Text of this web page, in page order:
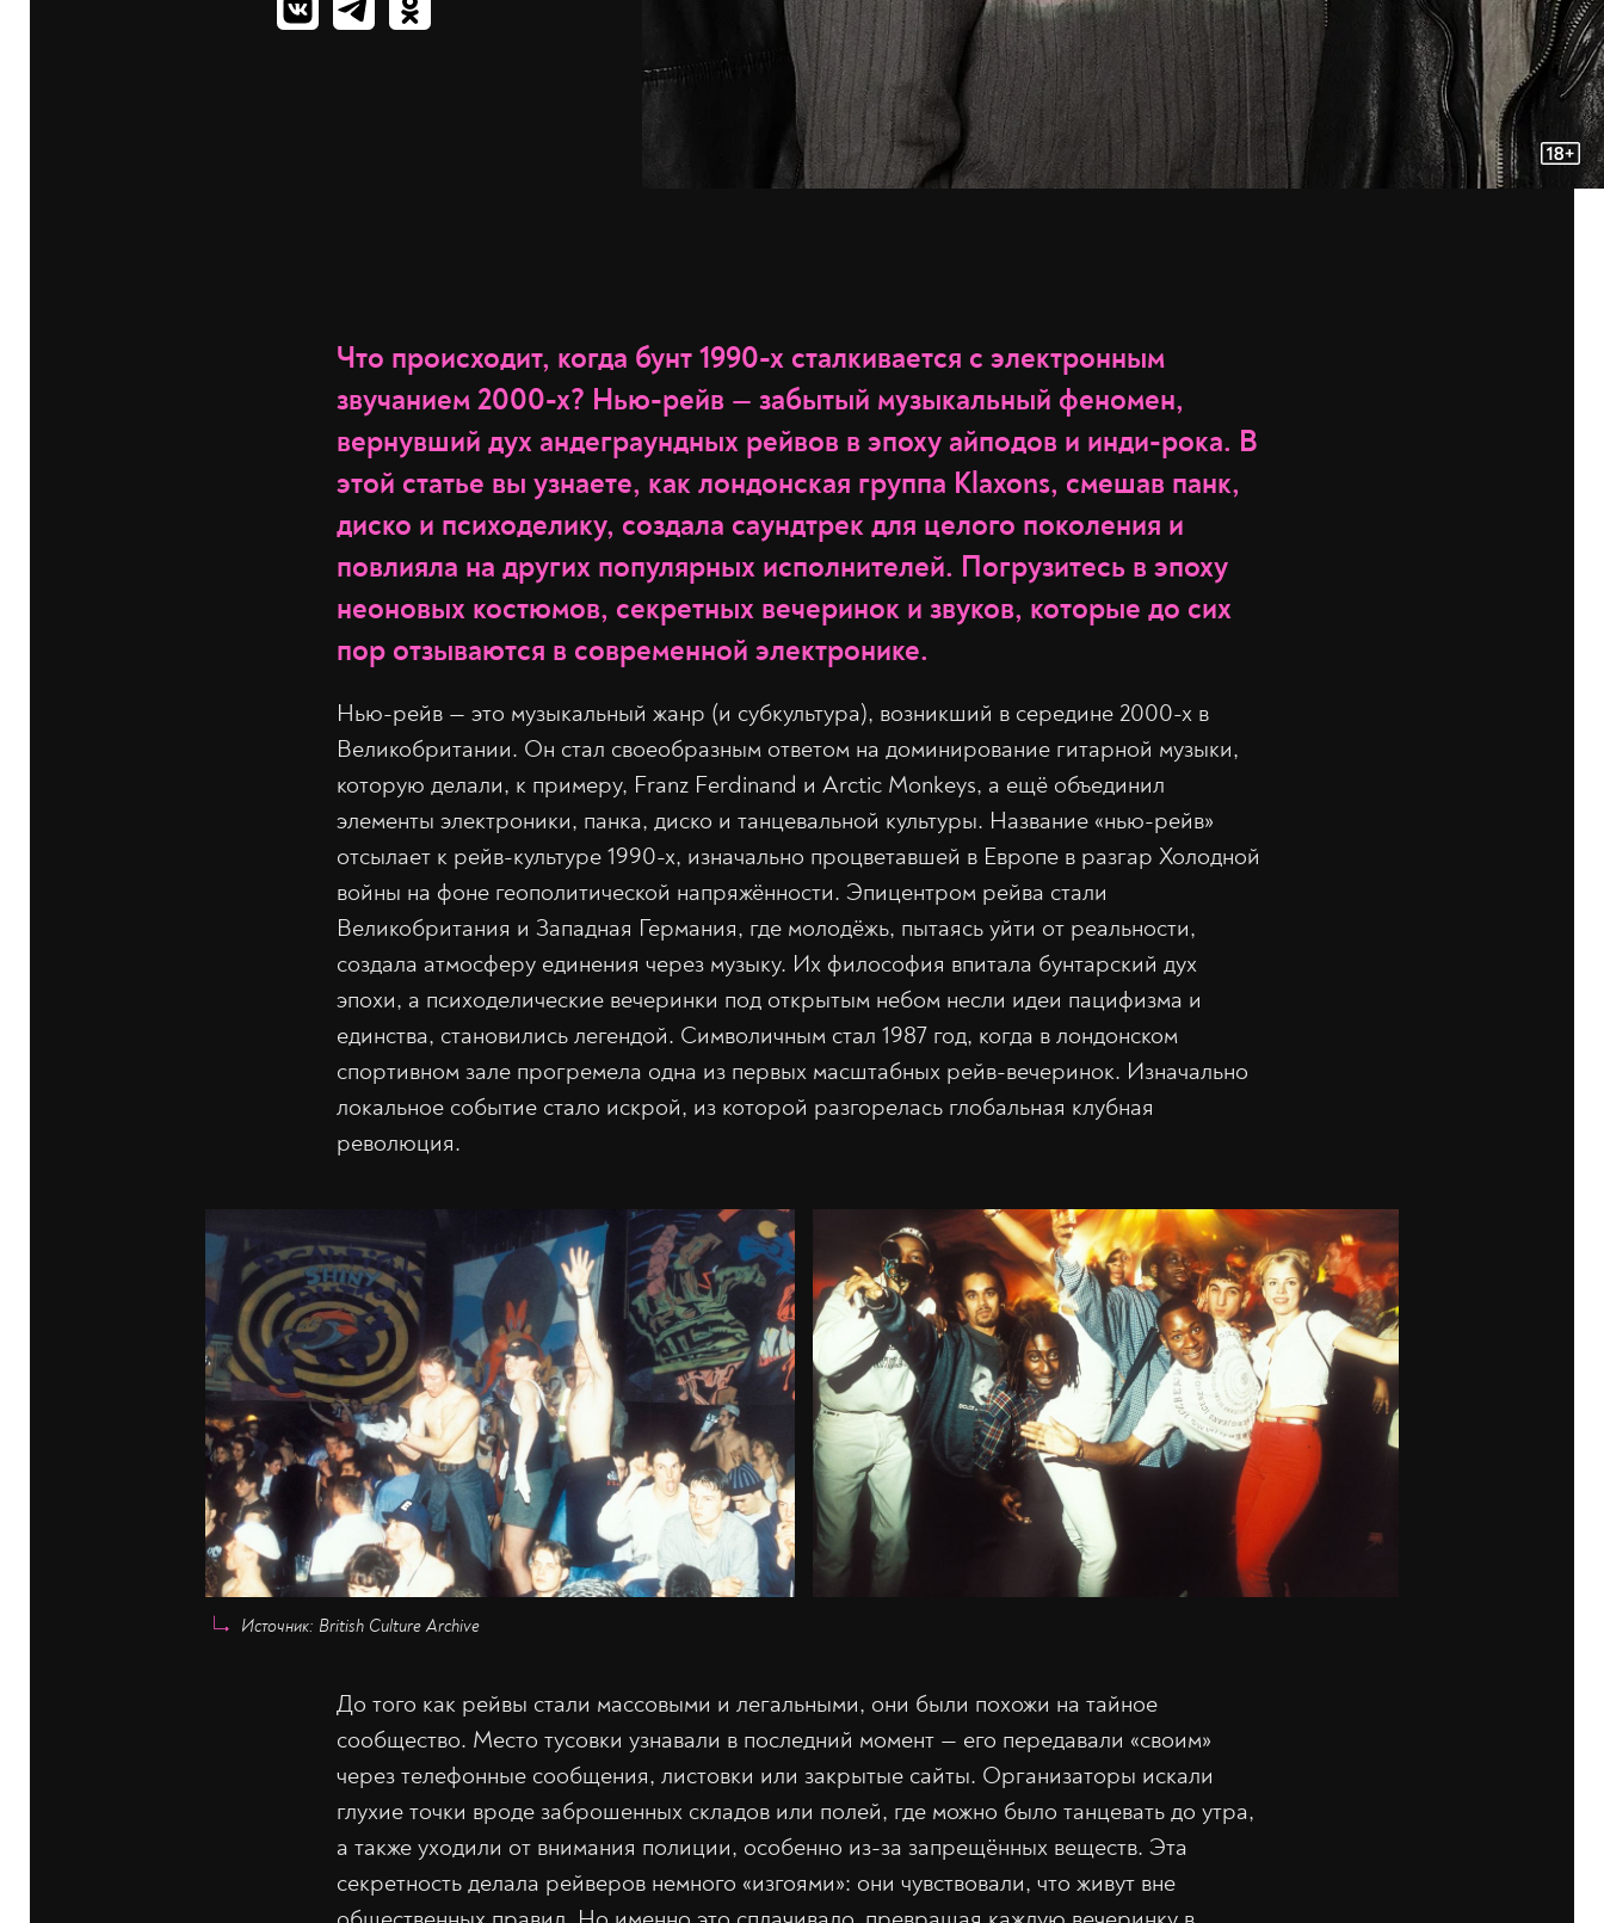
Что происходит, когда бунт 1990-х сталкивается с электронным
звучанием 2000-х? Нью-рейв — забытый музыкальный феномен,
вернувший дух андеграундных рейвов в эпоху айподов и инди-рока. В
этой статье вы узнаете, как лондонская группа Klaxons, смешав панк,
диско и психоделику, создала саундтрек для целого поколения и
повлияла на других популярных исполнителей. Погрузитесь в эпоху
неоновых костюмов, секретных вечеринок и звуков, которые до сих
пор отзываются в современной электронике.
Нью-рейв — это музыкальный жанр (и субкультура), возникший в середине 2000-х в
Великобритании. Он стал своеобразным ответом на доминирование гитарной музыки,
которую делали, к примеру, Franz Ferdinand и Arctic Monkeys, а ещё объединил
элементы электроники, панка, диско и танцевальной культуры. Название «нью-рейв»
отсылает к рейв-культуре 1990-х, изначально процветавшей в Европе в разгар Холодной
войны на фоне геополитической напряжённости. Эпицентром рейва стали
Великобритания и Западная Германия, где молодёжь, пытаясь уйти от реальности,
создала атмосферу единения через музыку. Их философия впитала бунтарский дух
эпохи, а психоделические вечеринки под открытым небом несли идеи пацифизма и
единства, становились легендой. Символичным стал 1987 год, когда в лондонском
спортивном зале прогремела одна из первых масштабных рейв-вечеринок. Изначально
локальное событие стало искрой, из которой разгорелась глобальная клубная
революция.
Источник: British Culture Archive
До того как рейвы стали массовыми и легальными, они были похожи на тайное
сообщество. Место тусовки узнавали в последний момент — его передавали «своим»
через телефонные сообщения, листовки или закрытые сайты. Организаторы искали
глухие точки вроде заброшенных складов или полей, где можно было танцевать до утра,
а также уходили от внимания полиции, особенно из-за запрещённых веществ. Эта
секретность делала рейверов немного «изгоями»: они чувствовали, что живут вне